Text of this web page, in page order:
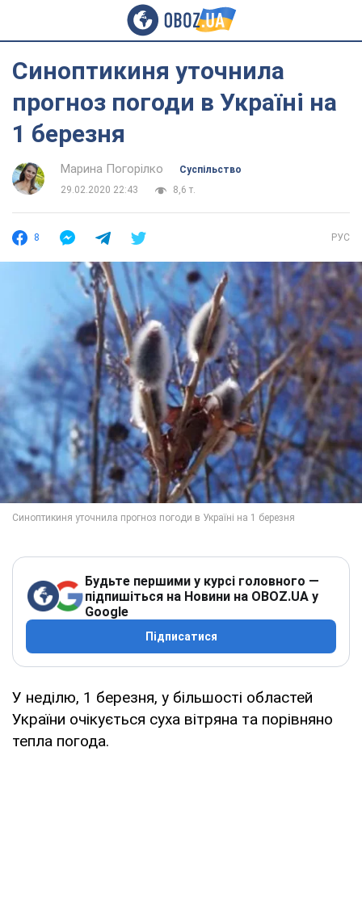
Синоптикиня уточнила
прогноз погоди в Україні на
1 березня
Марина Погорілко
Суспільство
29.02.2020 22:43
8,6 т.
8 РУС
Будьте першими у курсі головного —
підпишіться на Новини на OBOZ.UA у
Google
Підписатися
У неділю, 1 березня, у більшості областей
України очікується суха вітряна та порівняно
тепла погода.